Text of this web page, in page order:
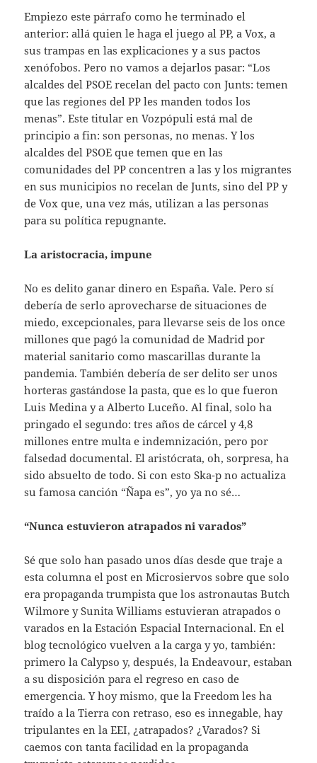
Empiezo este párrafo como he terminado el
anterior: allá quien le haga el juego al PP, a Vox, a
sus trampas en las explicaciones y a sus pactos
xenófobos. Pero no vamos a dejarlos pasar: “Los
alcaldes del PSOE recelan del pacto con Junts: temen
que las regiones del PP les manden todos los
menas”. Este titular en Vozpópuli está mal de
principio a fin: son personas, no menas. Y los
alcaldes del PSOE que temen que en las
comunidades del PP concentren a las y los migrantes
en sus municipios no recelan de Junts, sino del PP y
de Vox que, una vez más, utilizan a las personas
para su política repugnante.
La aristocracia, impune
No es delito ganar dinero en España. Vale. Pero sí
debería de serlo aprovecharse de situaciones de
miedo, excepcionales, para llevarse seis de los once
millones que pagó la comunidad de Madrid por
material sanitario como mascarillas durante la
pandemia. También debería de ser delito ser unos
horteras gastándose la pasta, que es lo que fueron
Luis Medina y a Alberto Luceño. Al final, solo ha
pringado el segundo: tres años de cárcel y 4,8
millones entre multa e indemnización, pero por
falsedad documental. El aristócrata, oh, sorpresa, ha
sido absuelto de todo. Si con esto Ska-p no actualiza
su famosa canción “Ñapa es”, yo ya no sé…
“Nunca estuvieron atrapados ni varados”
Sé que solo han pasado unos días desde que traje a
esta columna el post en Microsiervos sobre que solo
era propaganda trumpista que los astronautas Butch
Wilmore y Sunita Williams estuvieran atrapados o
varados en la Estación Espacial Internacional. En el
blog tecnológico vuelven a la carga y yo, también:
primero la Calypso y, después, la Endeavour, estaban
a su disposición para el regreso en caso de
emergencia. Y hoy mismo, que la Freedom les ha
traído a la Tierra con retraso, eso es innegable, hay
tripulantes en la EEI, ¿atrapados? ¿Varados? Si
caemos con tanta facilidad en la propaganda